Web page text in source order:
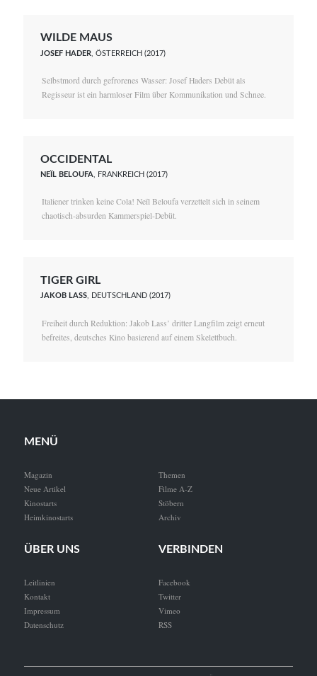
WILDE MAUS
JOSEF HADER , ÖSTERREICH (2017)
Selbstmord durch gefrorenes Wasser: Josef Haders Debüt als
Regisseur ist ein harmloser Film über Kommunikation und Schnee.
OCCIDENTAL
NEÏL BELOUFA , FRANKREICH (2017)
Italiener trinken keine Cola! Neïl Beloufa verzettelt sich in seinem
chaotisch-absurden Kammerspiel-Debüt.
TIGER GIRL
JAKOB LASS, DEUTSCHLAND (2017)
Freiheit durch Reduktion: Jakob Lass’ dritter Langfilm zeigt erneut
befreites, deutsches Kino basierend auf einem Skelettbuch.
MENÜ
Magazin
Neue Artikel
Kinostarts
Heimkinostarts
Themen
Filme A-Z
Stöbern
Archiv
ÜBER UNS
Leitlinien
Kontakt
Impressum
Datenschutz
VERBINDEN
Facebook
Twitter
Vimeo
RSS